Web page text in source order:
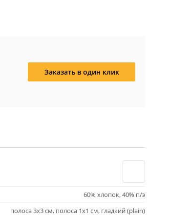
Заказать в один клик
60% хлопок, 40% п/э
полоса 3х3 см, полоса 1х1 см, гладкий (plain)